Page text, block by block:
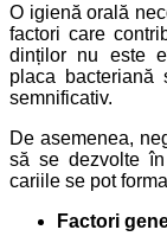
O igienă orală
factori care
dinților nu este
placa bacteriană
semnificativ.
De asemenea,
să se dezvolte
cariile se pot
Factori